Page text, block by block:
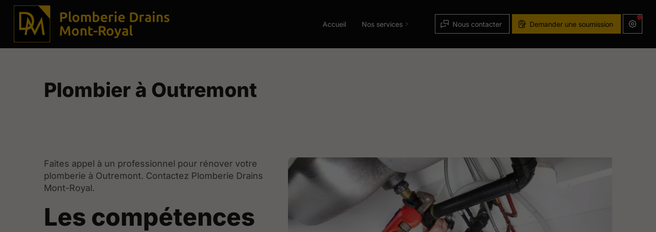
Plomberie Drains
Mont-Royal
Accueil Nos services Nous contacter Demander une soumission
Plombier à Outremont
Faites appel à un professionnel pour rénover votre
plomberie à Outremont. Contactez Plomberie Drains
Mont-Royal.
Les compétences